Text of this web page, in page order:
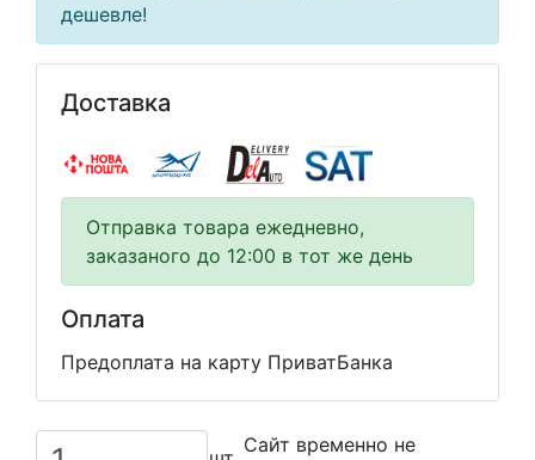
дешевле!
Доставка
Отправка товара ежедневно,
заказаного до 12:00 в тот же день
Оплата
Предоплата на карту ПриватБанка
Сайт временно не